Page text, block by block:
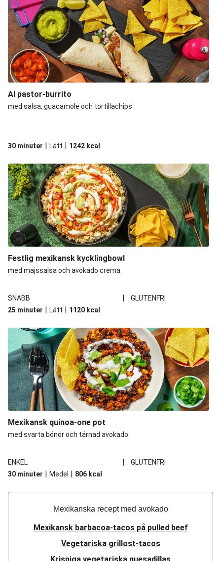
Al pastor-burrito
med salsa, guacamole och tortillachips
30 minuter | Lätt | 1242 kcal
Festlig mexikansk kycklingbowl
med majssalsa och avokado crema
SNABB |
GLUTENFRI
25 minuter | Lätt | 1120 kcal
Mexikansk quinoa-one pot
med svarta bönor och tärnad avokado
ENKEL |
GLUTENFRI
30 minuter | Medel | 806 kcal
Mexikanska recept med avokado
Mexikansk barbacoa-tacos på pulled beef
Vegetariska grillost-tacos